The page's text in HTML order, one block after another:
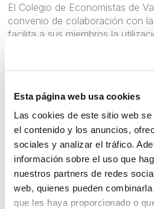
Esta página web usa cookies
Las cookies de este sitio web
el contenido y los anuncios,
sociales y analizar el tráfico.
información sobre el uso que
nuestros partners de redes
web, quienes pueden
que les haya proporcionado o
El Colegio de Economistas de
convenio de colaboración con la
facilita a sus miembros la
telemáticos que la AEAT pone
economistas que quieran
deberán solicitar a su nombre
Posteriormente deberán
individualizado de adhesión al
social desde el propio portal de
opción "Alta y gestión en el
sociales", situada en el
la presentación de
a la sección de información de
Gestión de cualquier